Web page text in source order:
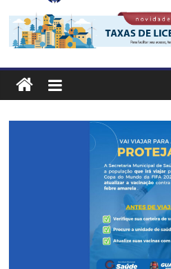
Prefeitura
Estância
Turística